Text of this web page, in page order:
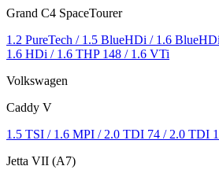
Grand C4 SpaceTourer
1.2 PureTech / 1.5 BlueHDi / 1.6
1.6 HDi / 1.6 THP 148 / 1.6 VTi
Volkswagen
Caddy V
1.5 TSI / 1.6 MPI / 2.0 TDI 74 / 2.0 TDI
Jetta VII (A7)